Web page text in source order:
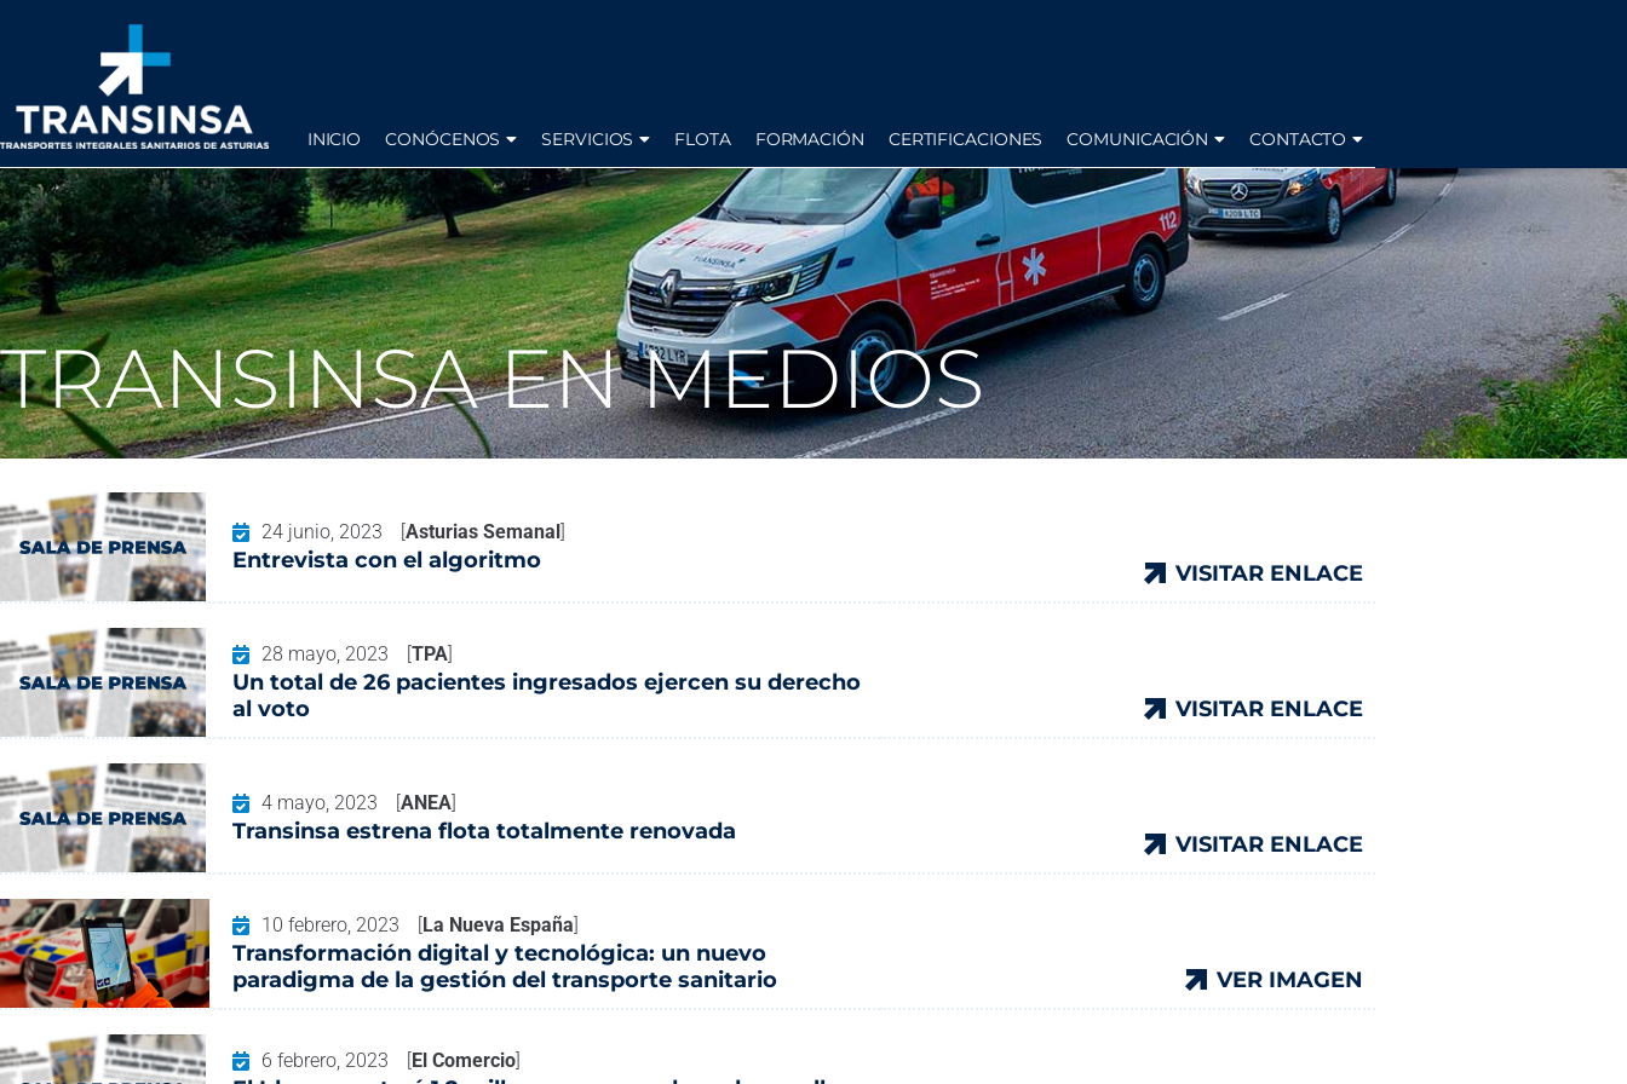
INICIO CONÓCENOS SERVICIOS FLOTA FORMACIÓN CERTIFICACIONES COMUNICACIÓN CONTACTO
TRANSINSA EN MEDIOS
24 junio, 2023 [Asturias Semanal]
Entrevista con el algoritmo VISITAR ENLACE
28 mayo, 2023 [TPA]
Un total de 26 pacientes ingresados ejercen su derecho
al voto
VISITAR ENLACE
4 mayo, 2023 [ANEA]
Transinsa estrena flota totalmente renovada VISITAR ENLACE
10 febrero, 2023 [La Nueva España]
Transformación digital y tecnológica: un nuevo
paradigma de la gestión del transporte sanitario
VER IMAGEN
6 febrero, 2023 [El Comercio]